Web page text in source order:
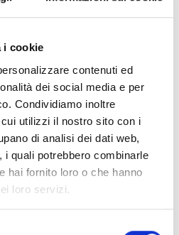
i cookie
contenuti ed
dei social media e per
Condividiamo inoltre
utilizzi il nostro sito con i
di analisi dei dati web,
i quali potrebbero combinarle
hai fornito loro o che hanno
loro servizi.